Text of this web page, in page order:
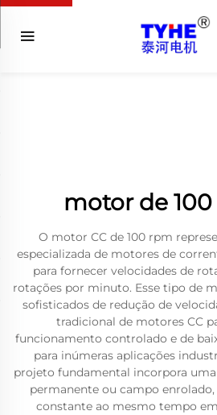
motor de
O motor CC de 100 rpm
especializada de motores de
para fornecer velocidades de
rotações por minuto. Esse tipo de
sofisticados de redução de
tradicional de motores CC
funcionamento controlado e de
para inúmeras aplicações
projeto fundamental incorpora
permanente ou campo
constante ao mesmo tempo